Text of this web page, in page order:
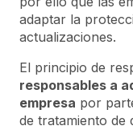
adaptar la
actualizaciones.
El principio de
responsables a
empresa por
de tratamiento de